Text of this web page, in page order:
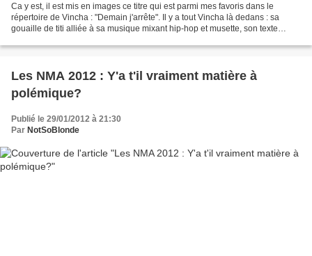
Ca y est, il est mis en images ce titre qui est parmi mes favoris dans le
répertoire de Vincha : "Demain j'arrête". Il y a tout Vincha là dedans : sa
gouaille de titi alliée à sa musique mixant hip-hop et musette, son texte
Les NMA 2012 : Y'a t'il vraiment matière à
polémique?
Publié le 29/01/2012 à 21:30
Par NotSoBlonde